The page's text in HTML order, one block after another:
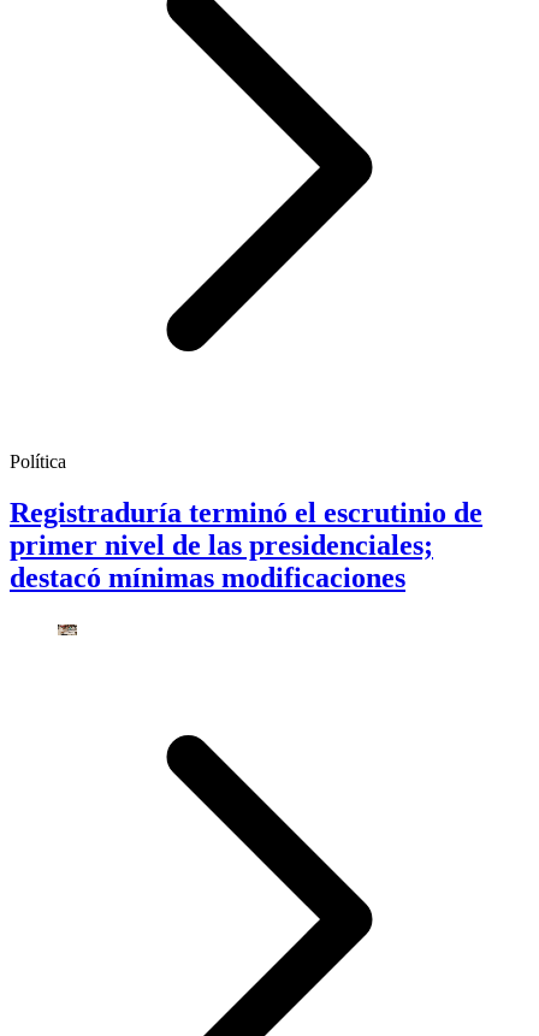
Política
Registraduría terminó el escrutinio de
primer nivel de las presidenciales;
destacó mínimas modificaciones